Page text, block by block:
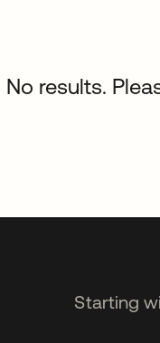
No results.
Starting